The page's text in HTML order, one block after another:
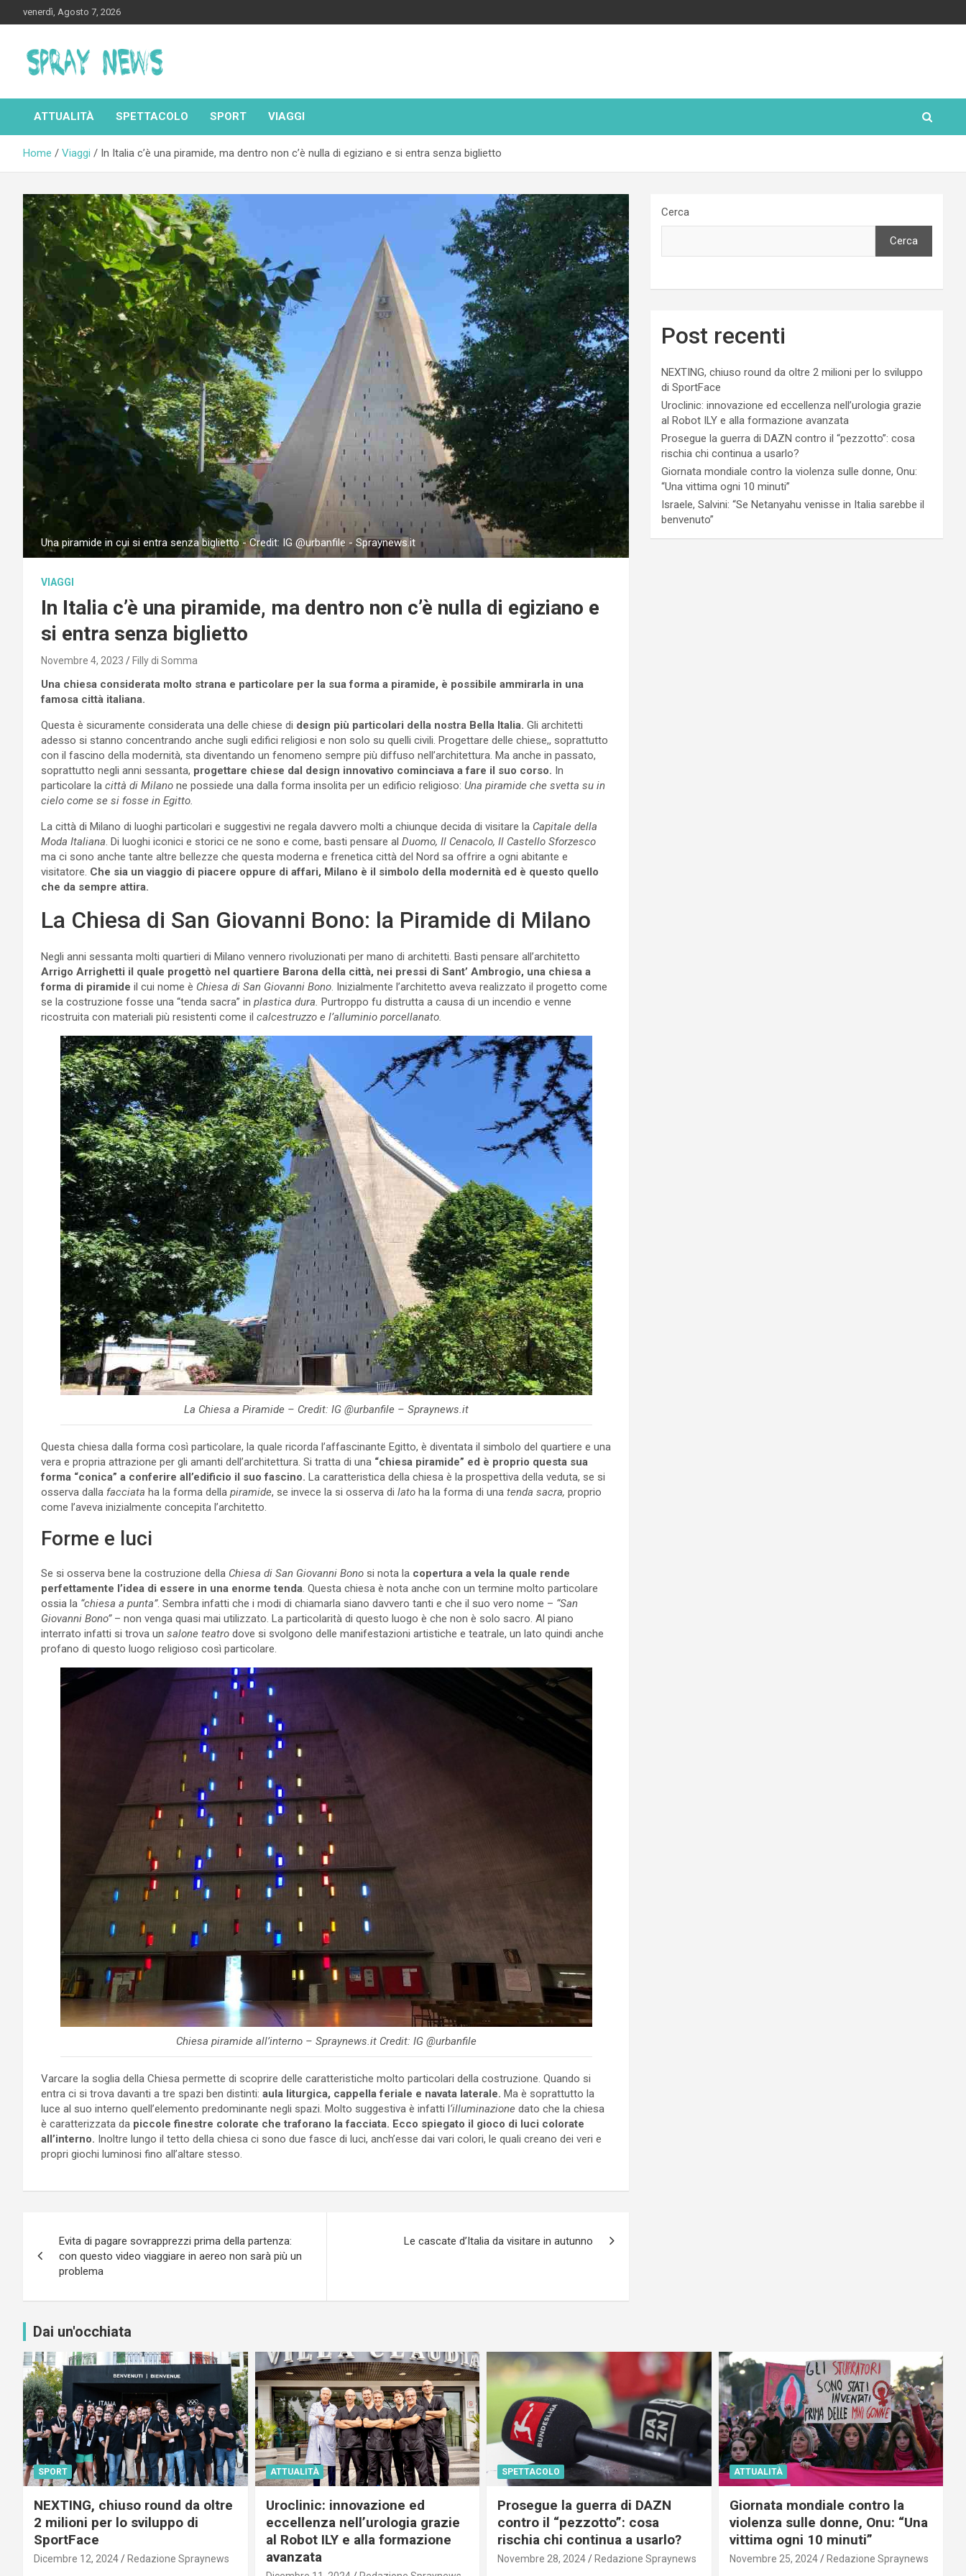
to
venerdì, Agosto 7, 2026
Spraynews.it
ATTUALITÀ SPETTACOLO SPORT VIAGGI
Home Viaggi In Italia c’è una piramide, ma dentro non c’è nulla di egiziano e si entra senza biglietto
Una piramide in cui si entra senza biglietto - Credit: IG @urbanfile - Spraynews.it
VIAGGI
In Italia c’è una piramide, ma dentro non c’è nulla di egiziano e
si entra senza biglietto
Novembre 4, 2023 Filly di Somma
Una chiesa considerata molto strana e particolare per la sua forma a piramide, è possibile ammirarla in una
famosa città italiana.
Questa è sicuramente considerata una delle chiese di design più particolari della nostra Bella Italia. Gli architetti
adesso si stanno concentrando anche sugli edifici religiosi e non solo su quelli civili. Progettare delle chiese,, soprattutto
con il fascino della modernità, sta diventando un fenomeno sempre più diffuso nell’architettura. Ma anche in passato,
soprattutto negli anni sessanta, progettare chiese dal design innovativo cominciava a fare il suo corso. In
particolare la città di Milano ne possiede una dalla forma insolita per un edificio religioso: Una piramide che svetta su in
cielo come se si fosse in Egitto.
La città di Milano di luoghi particolari e suggestivi ne regala davvero molti a chiunque decida di visitare la Capitale della
Moda Italiana . Di luoghi iconici e storici ce ne sono e come, basti pensare al Duomo, Il Cenacolo, Il Castello Sforzesco
ma ci sono anche tante altre bellezze che questa moderna e frenetica città del Nord sa offrire a ogni abitante e
visitatore. Che sia un viaggio di piacere oppure di affari, Milano è il simbolo della modernità ed è questo quello
che da sempre attira.
La Chiesa di San Giovanni Bono: la Piramide di Milano
Negli anni sessanta molti quartieri di Milano vennero rivoluzionati per mano di architetti. Basti pensare all’architetto
Arrigo Arrighetti il quale progettò nel quartiere Barona della città, nei pressi di Sant’ Ambrogio, una chiesa a
forma di piramide il cui nome è Chiesa di San Giovanni Bono . Inizialmente l’architetto aveva realizzato il progetto come
se la costruzione fosse una “tenda sacra” in plastica dura. Purtroppo fu distrutta a causa di un incendio e venne
ricostruita con materiali più resistenti come il calcestruzzo e l’alluminio porcellanato.
La Chiesa a Piramide – Credit: IG @urbanfile – Spraynews.it
Questa chiesa dalla forma così particolare, la quale ricorda l’affascinante Egitto, è diventata il simbolo del quartiere e una
vera e propria attrazione per gli amanti dell’architettura. Si tratta di una “chiesa piramide” ed è proprio questa sua
forma “conica” a conferire all’edificio il suo fascino. La caratteristica della chiesa è la prospettiva della veduta, se si
osserva dalla facciata ha la forma della piramide, se invece la si osserva di lato ha la forma di una tenda sacra, proprio
come l’aveva inizialmente concepita l’architetto.
Forme e luci
Se si osserva bene la costruzione della Chiesa di San Giovanni Bono si nota la copertura a vela la quale rende
perfettamente l’idea di essere in una enorme tenda . Questa chiesa è nota anche con un termine molto particolare
ossia la “chiesa a punta”. Sembra infatti che i modi di chiamarla siano davvero tanti e che il suo vero nome – “San
Giovanni Bono”– non venga quasi mai utilizzato. La particolarità di questo luogo è che non è solo sacro. Al piano
interrato infatti si trova un salone teatro dove si svolgono delle manifestazioni artistiche e teatrale, un lato quindi anche
profano di questo luogo religioso così particolare.
Chiesa piramide all’interno – Spraynews.it Credit: IG @urbanfile
Varcare la soglia della Chiesa permette di scoprire delle caratteristiche molto particolari della costruzione. Quando si
entra ci si trova davanti a tre spazi ben distinti: aula liturgica, cappella feriale e navata laterale. Ma è soprattutto la
luce al suo interno quell’elemento predominante negli spazi. Molto suggestiva è infatti l‘illuminazione dato che la chiesa
è caratterizzata da piccole finestre colorate che traforano la facciata. Ecco spiegato il gioco di luci colorate
all’interno. Inoltre lungo il tetto della chiesa ci sono due fasce di luci, anch’esse dai vari colori, le quali creano dei veri e
propri giochi luminosi fino all’altare stesso.
articoli
Evita di pagare sovrapprezzi prima della partenza:
con questo video viaggiare in aereo non sarà più un
problema
Le cascate d’Italia da visitare in autunno
Cerca
Cerca
Post recenti
NEXTING, chiuso round da oltre 2 milioni per lo sviluppo
di SportFace
Uroclinic: innovazione ed eccellenza nell’urologia grazie
al Robot ILY e alla formazione avanzata
Prosegue la guerra di DAZN contro il “pezzotto”: cosa
rischia chi continua a usarlo?
Giornata mondiale contro la violenza sulle donne, Onu:
“Una vittima ogni 10 minuti”
Israele, Salvini: “Se Netanyahu venisse in Italia sarebbe il
benvenuto”
Dai un'occhiata
SPORT
NEXTING, chiuso round da oltre
2 milioni per lo sviluppo di
SportFace
Dicembre 12, 2024 Redazione Spraynews
ATTUALITÀ
Uroclinic: innovazione ed
eccellenza nell’urologia grazie
al Robot ILY e alla formazione
avanzata
SPETTACOLO
Prosegue la guerra di DAZN
contro il “pezzotto”: cosa
rischia chi continua a usarlo?
Novembre 28, 2024 Redazione Spraynews
ATTUALITÀ
Giornata mondiale contro la
violenza sulle donne, Onu: “Una
vittima ogni 10 minuti”
Novembre 25, 2024 Redazione Spraynews